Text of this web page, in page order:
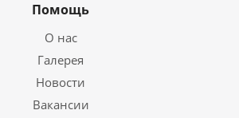
Помощь
О нас
Галерея
Новости
Вакансии